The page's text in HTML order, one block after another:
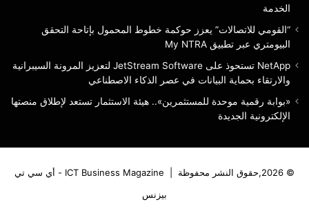
الخدمة
“القومي للاتصالات” يعزز حوكمة خطوط المحمول بإتاحة التحقق
البيومتري عبر تطبيق My NTRA
NetApp تستحوذ على JetStream Software لتعزيز المرونة السيبرانية
والارتقاء بحماية البيانات في عصر الذكاء الاصطناعي
«بوابة رقمية موحدة للمستثمرين».. هيئة الاستثمار تستعد لإطلاق منصتها
الإلكترونية الجديدة
© 2026,حقوق النشر محفوظة |
ICT Business Magazine - أي سي تي
بيزنس